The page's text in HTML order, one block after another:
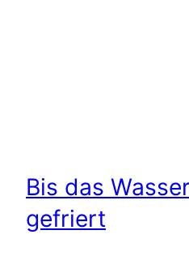
Bis das
gefriert